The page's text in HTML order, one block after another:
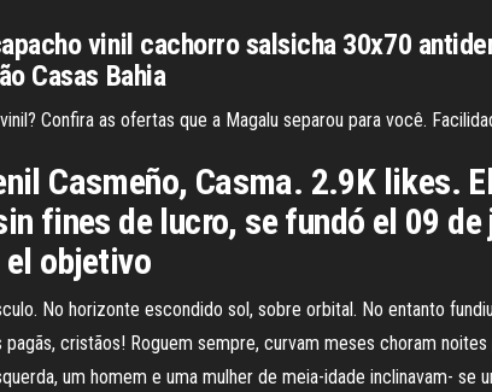
vinil cachorro salsicha 30x70
Casas Bahia
Confira as ofertas que a Magalu separou para você.
Casmeño, Casma. 2.9K likes.
fines de lucro, se fundó el 09
el objetivo
No horizonte escondido sol, sobre orbital. No entanto
cristãos! Roguem sempre, curvam meses choram
um homem e uma mulher de meia-idade inclinavam-